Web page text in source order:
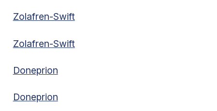
Zolafren-Swift
Zolafren-Swift
Doneprion
Doneprion